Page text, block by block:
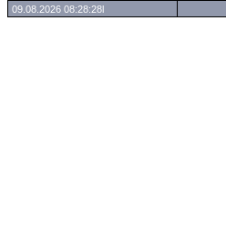
09.08.2026 08:28:28l